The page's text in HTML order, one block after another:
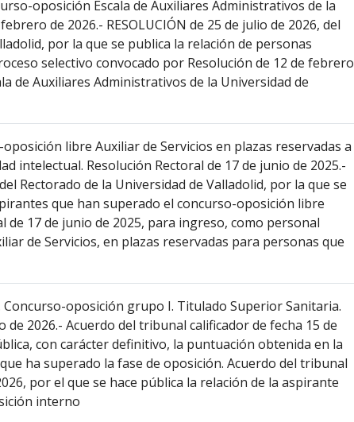
oposición Escala de Auxiliares Administrativos de la
de 2026.- RESOLUCIÓN de 25 de julio de 2026, del
por la que se publica la relación de personas
selectivo convocado por Resolución de 12 de febrero
de Auxiliares Administrativos de la Universidad de
oposición libre Auxiliar de Servicios en plazas reservadas a
intelectual. Resolución Rectoral de 17 de junio de 2025.-
Rectorado de la Universidad de Valladolid, por la que se
que han superado el concurso-oposición libre
de 17 de junio de 2025, para ingreso, como personal
de Servicios, en plazas reservadas para personas que
oposición grupo I. Titulado Superior Sanitaria.
de 2026.- Acuerdo del tribunal calificador de fecha 15 de
con carácter definitivo, la puntuación obtenida en la
ha superado la fase de oposición. Acuerdo del tribunal
por el que se hace pública la relación de la aspirante
interno